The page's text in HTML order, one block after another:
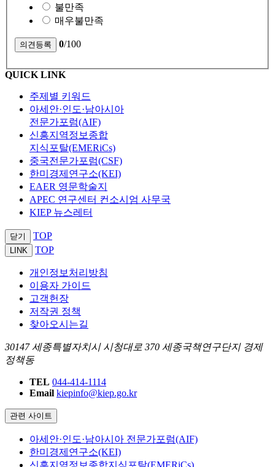
불만족
매우불만족
0/100
QUICK LINK
주제별 키워드
아세안·인도·남아시아
전문가포럼(AIF)
신흥지역정보종합
지식포탈(EMERiCs)
중국전문가포럼(CSF)
한미경제연구소(KEI)
EAER 영문학술지
APEC 연구센터 컨소시엄 사무국
KIEP 뉴스레터
닫기 TOP
LINK TOP
개인정보처리방침
이용자 가이드
고객헌장
저작권 정책
찾아오시는길
30147 세종특별자치시 시청대로 370 세종국책연구단지 경제
정책동
TEL 044-414-1114
Email kiepinfo@kiep.go.kr
관련 사이트
아세안·인도·남아시아 전문가포럼(AIF)
한미경제연구소(KEI)